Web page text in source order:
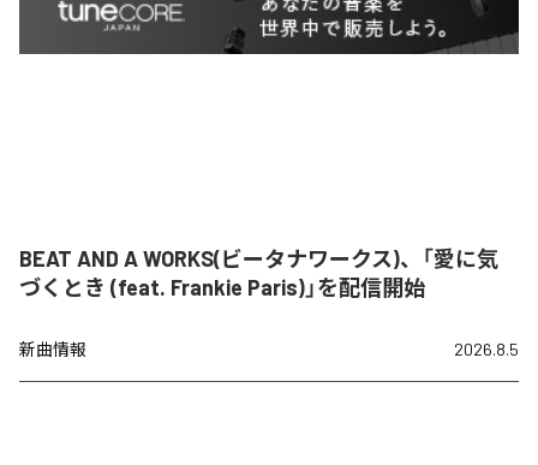
BEAT AND A WORKS(ビータナワークス)、「愛に気
づくとき (feat. Frankie Paris)」を配信開始
新曲情報 2026.8.5